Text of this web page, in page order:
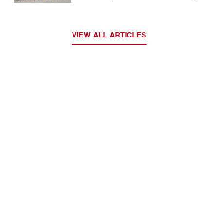
VIEW ALL ARTICLES